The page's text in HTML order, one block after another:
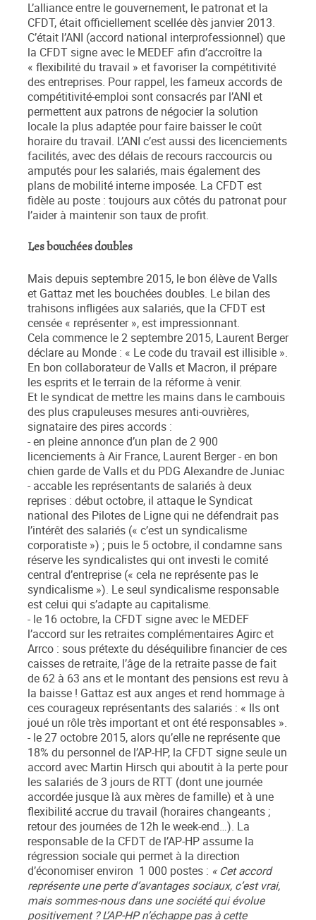
L’alliance entre le gouvernement, le patronat et la
CFDT, était officiellement scellée dès janvier 2013.
C’était l’ANI (accord national interprofessionnel) que
la CFDT signe avec le MEDEF afin d’accroître la
« flexibilité du travail » et favoriser la compétitivité
des entreprises. Pour rappel, les fameux accords de
compétitivité-emploi sont consacrés par l’ANI et
permettent aux patrons de négocier la solution
locale la plus adaptée pour faire baisser le coût
horaire du travail. L’ANI c’est aussi des licenciements
facilités, avec des délais de recours raccourcis ou
amputés pour les salariés, mais également des
plans de mobilité interne imposée. La CFDT est
fidèle au poste : toujours aux côtés du patronat pour
l’aider à maintenir son taux de profit.
Les bouchées doubles
Mais depuis septembre 2015, le bon élève de Valls
et Gattaz met les bouchées doubles. Le bilan des
trahisons infligées aux salariés, que la CFDT est
censée « représenter », est impressionnant.
Cela commence le 2 septembre 2015, Laurent Berger
déclare au Monde : « Le code du travail est illisible ».
En bon collaborateur de Valls et Macron, il prépare
les esprits et le terrain de la réforme à venir.
Et le syndicat de mettre les mains dans le cambouis
des plus crapuleuses mesures anti-ouvrières,
signataire des pires accords :
- en pleine annonce d’un plan de 2 900
licenciements à Air France, Laurent Berger - en bon
chien garde de Valls et du PDG Alexandre de Juniac
- accable les représentants de salariés à deux
reprises : début octobre, il attaque le Syndicat
national des Pilotes de Ligne qui ne défendrait pas
l’intérêt des salariés (« c’est un syndicalisme
corporatiste ») ; puis le 5 octobre, il condamne sans
réserve les syndicalistes qui ont investi le comité
central d’entreprise (« cela ne représente pas le
syndicalisme »). Le seul syndicalisme responsable
est celui qui s’adapte au capitalisme.
- le 16 octobre, la CFDT signe avec le MEDEF
l’accord sur les retraites complémentaires Agirc et
Arrco : sous prétexte du déséquilibre financier de ces
caisses de retraite, l’âge de la retraite passe de fait
de 62 à 63 ans et le montant des pensions est revu à
la baisse ! Gattaz est aux anges et rend hommage à
ces courageux représentants des salariés : « Ils ont
joué un rôle très important et ont été responsables ».
- le 27 octobre 2015, alors qu’elle ne représente que
18% du personnel de l’AP-HP, la CFDT signe seule un
accord avec Martin Hirsch qui aboutit à la perte pour
les salariés de 3 jours de RTT (dont une journée
accordée jusque là aux mères de famille) et à une
flexibilité accrue du travail (horaires changeants ;
retour des journées de 12h le week-end…). La
responsable de la CFDT de l’AP-HP assume la
régression sociale qui permet à la direction
d’économiser environ 1 000 postes : « Cet accord
représente une perte d’avantages sociaux, c’est vrai,
mais sommes-nous dans une société qui évolue
positivement ? L’AP-HP n’échappe pas à cette